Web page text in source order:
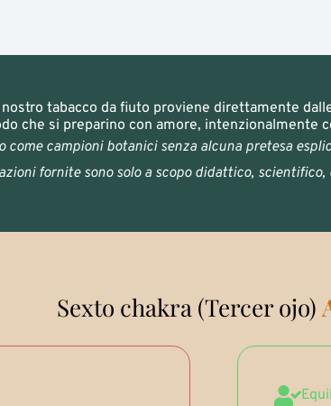
tabacco da fiuto proviene direttamente
che si preparino con amore, intenzionalmente
campioni botanici senza alcuna pretesa
fornite sono solo a scopo didattico,
Sexto chakra (Tercer ojo)